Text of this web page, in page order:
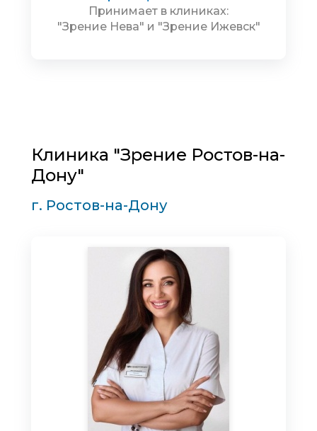
Принимает в клиниках:
"Зрение Нева" и "Зрение Ижевск"
Клиника "Зрение Ростов-на-
Дону"
г. Ростов-на-Дону